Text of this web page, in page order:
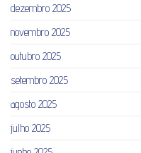
dezembro 2025
novembro 2025
outubro 2025
setembro 2025
agosto 2025
julho 2025